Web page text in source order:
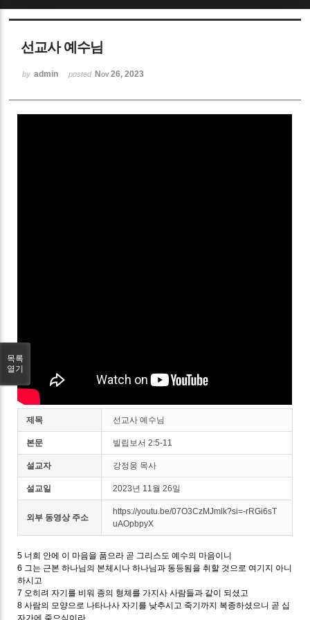
선교사 예수님
by admin posted Nov 26, 2023
제목 선교사 예수님
본문 빌립보서 2:5-11
설교자 강정웅 목사
설교일 2023년 11월 26일
외부 동영상 주소
https://youtu.be/07O3CzMJmlk?si=-rRGi6sT
uAOpbpyX
5 너희 안에 이 마음을 품으라 곧 그리스도 예수의 마음이니
6 그는 근본 하나님의 본체시나 하나님과 동등됨을 취할 것으로 여기지 아니
하시고
7 오히려 자기를 비워 종의 형체를 가지사 사람들과 같이 되셨고
8 사람의 모양으로 나타나사 자기를 낮추시고 죽기까지 복종하셨으니 곧 십
자가에 죽으심이라
목록
열기
Sketchbook5, 스케치북5